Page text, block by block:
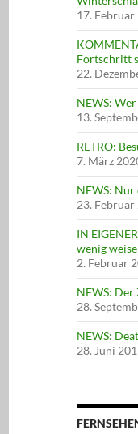
17. Februar
Fortschritt
22.
NEWS:
13.
RETRO:
7. März
NEWS:
23. Februar
IN
wenig
2. Februar
NEWS:
28.
NEWS:
28. Juni